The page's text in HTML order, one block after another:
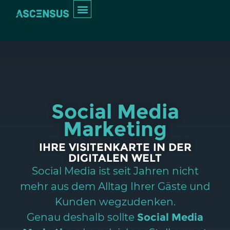
springen
Social Media
Marketing
IHRE VISITENKARTE IN DER
DIGITALEN WELT
Social Media ist seit Jahren nicht
mehr aus dem Alltag Ihrer Gäste und
Kunden wegzudenken.
Genau deshalb sollte Social Media